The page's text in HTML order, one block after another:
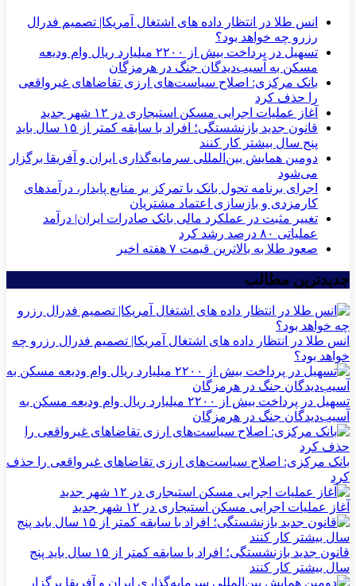
انس طلا در انتظار داده های اشتغال آمریکا| تصمیم فدرال
رزرو چه خواهد بود؟
تسهیل در پرداخت بیش از ۲۲۰۰ میلیارد ریال وام ودیعه
مسکن به آسیب‌دیدگان جنگ در هرمزگان
بانک مرکزی: اصلاح سیاست‌های ارزی تقاضاهای غیرواقعی
را حذف کرد
آغاز عملیات اجرایی مسکن استیجاری در ۱۲ شهر جدید
قانون جدید بازنشستگی؛ افراد با سابقه کمتر از ۱۵ سال باید
پنج سال بیشتر کار کنند
دومین همایش بین‌المللی سرمایه‌گذاری ایران و آفریقا برگزار
می‌شود
اجرای برنامه تحول بانک با تمرکز بر منابع پایدار، درآمدهای
کارمزدی و بازسازی اعتماد مشتریان
تغییر مثبت در عملکرد مالی بانک صادرات ایران| درآمد
عملیاتی ۸۰ درصد رشد کرد
صعود طلا به بالاترین قیمت ۷ هفته اخیر
جدیدترین مطالب
انس طلا در انتظار داده های اشتغال آمریکا| تصمیم فدرال رزرو چه
خواهد بود؟
تسهیل در پرداخت بیش از ۲۲۰۰ میلیارد ریال وام ودیعه مسکن به
آسیب‌دیدگان جنگ در هرمزگان
بانک مرکزی: اصلاح سیاست‌های ارزی تقاضاهای غیرواقعی را حذف
کرد
آغاز عملیات اجرایی مسکن استیجاری در ۱۲ شهر جدید
قانون جدید بازنشستگی؛ افراد با سابقه کمتر از ۱۵ سال باید پنج
سال بیشتر کار کنند